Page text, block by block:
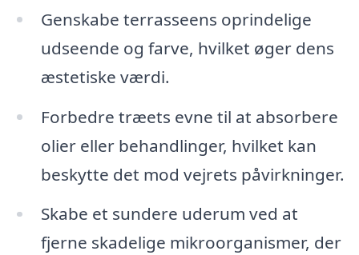
Genskabe terrasseens oprindelige
udseende og farve, hvilket øger dens
æstetiske værdi.
Forbedre træets evne til at absorbere
olier eller behandlinger, hvilket kan
beskytte det mod vejrets påvirkninger.
Skabe et sundere uderum ved at
fjerne skadelige mikroorganismer, der